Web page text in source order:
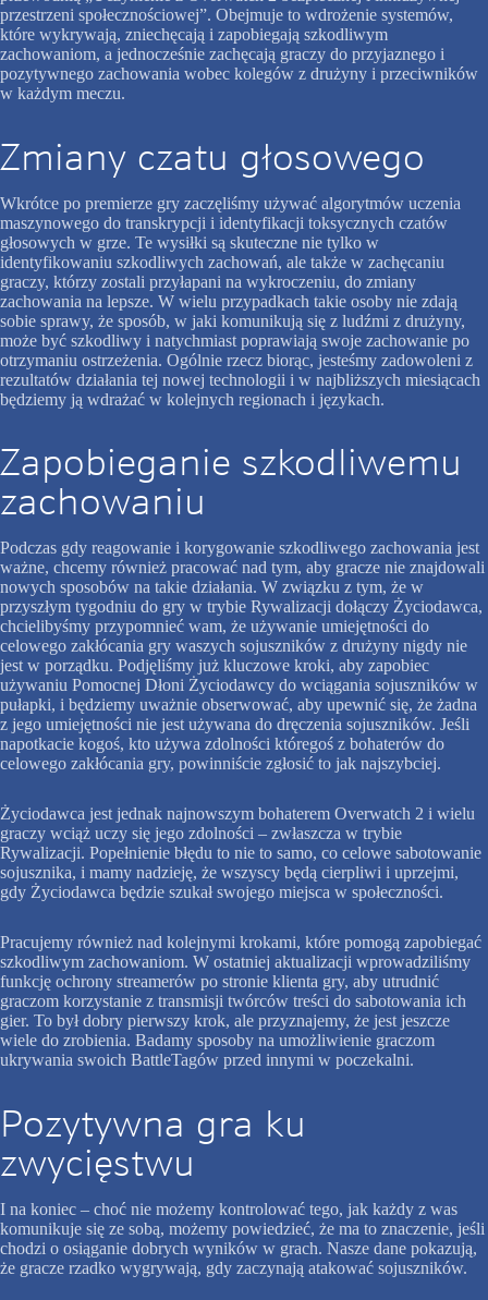
przestrzeni społecznościowej”. Obejmuje to wdrożenie systemów,
które wykrywają, zniechęcają i zapobiegają szkodliwym
zachowaniom, a jednocześnie zachęcają graczy do przyjaznego i
pozytywnego zachowania wobec kolegów z drużyny i przeciwników
w każdym meczu.
Zmiany czatu głosowego
Wkrótce po premierze gry zaczęliśmy używać algorytmów uczenia
maszynowego do transkrypcji i identyfikacji toksycznych czatów
głosowych w grze. Te wysiłki są skuteczne nie tylko w
identyfikowaniu szkodliwych zachowań, ale także w zachęcaniu
graczy, którzy zostali przyłapani na wykroczeniu, do zmiany
zachowania na lepsze. W wielu przypadkach takie osoby nie zdają
sobie sprawy, że sposób, w jaki komunikują się z ludźmi z drużyny,
może być szkodliwy i natychmiast poprawiają swoje zachowanie po
otrzymaniu ostrzeżenia. Ogólnie rzecz biorąc, jesteśmy zadowoleni z
rezultatów działania tej nowej technologii i w najbliższych miesiącach
będziemy ją wdrażać w kolejnych regionach i językach.
Zapobieganie szkodliwemu
zachowaniu
Podczas gdy reagowanie i korygowanie szkodliwego zachowania jest
ważne, chcemy również pracować nad tym, aby gracze nie znajdowali
nowych sposobów na takie działania. W związku z tym, że w
przyszłym tygodniu do gry w trybie Rywalizacji dołączy Życiodawca,
chcielibyśmy przypomnieć wam, że używanie umiejętności do
celowego zakłócania gry waszych sojuszników z drużyny nigdy nie
jest w porządku. Podjęliśmy już kluczowe kroki, aby zapobiec
używaniu Pomocnej Dłoni Życiodawcy do wciągania sojuszników w
pułapki, i będziemy uważnie obserwować, aby upewnić się, że żadna
z jego umiejętności nie jest używana do dręczenia sojuszników. Jeśli
napotkacie kogoś, kto używa zdolności któregoś z bohaterów do
celowego zakłócania gry, powinniście zgłosić to jak najszybciej.
Życiodawca jest jednak najnowszym bohaterem Overwatch 2 i wielu
graczy wciąż uczy się jego zdolności – zwłaszcza w trybie
Rywalizacji. Popełnienie błędu to nie to samo, co celowe sabotowanie
sojusznika, i mamy nadzieję, że wszyscy będą cierpliwi i uprzejmi,
gdy Życiodawca będzie szukał swojego miejsca w społeczności.
Pracujemy również nad kolejnymi krokami, które pomogą zapobiegać
szkodliwym zachowaniom. W ostatniej aktualizacji wprowadziliśmy
funkcję ochrony streamerów po stronie klienta gry, aby utrudnić
graczom korzystanie z transmisji twórców treści do sabotowania ich
gier. To był dobry pierwszy krok, ale przyznajemy, że jest jeszcze
wiele do zrobienia. Badamy sposoby na umożliwienie graczom
ukrywania swoich BattleTagów przed innymi w poczekalni.
Pozytywna gra ku
zwycięstwu
I na koniec – choć nie możemy kontrolować tego, jak każdy z was
komunikuje się ze sobą, możemy powiedzieć, że ma to znaczenie, jeśli
chodzi o osiąganie dobrych wyników w grach. Nasze dane pokazują,
że gracze rzadko wygrywają, gdy zaczynają atakować sojuszników.